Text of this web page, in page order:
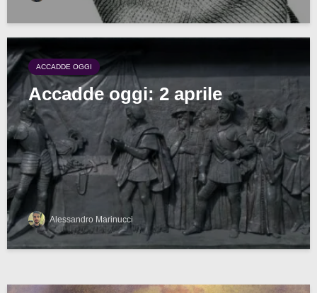
ACCADDE OGGI
Accadde oggi: 2 aprile
Alessandro Marinucci